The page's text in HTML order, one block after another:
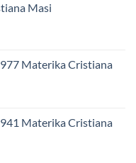
Masi
Materika Cristiana
Materika Cristiana